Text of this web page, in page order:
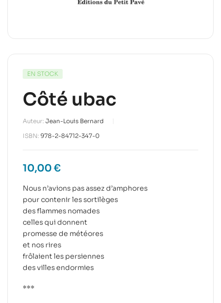
EN STOCK
Côté ubac
Auteur: Jean-Louis Bernard
ISBN: 978-2-84712-347-0
10,00 €
Nous n’avions pas assez d’amphores
pour contenir les sortilèges
des flammes nomades
celles qui donnent
promesse de météores
et nos rires
frôlaient les persiennes
des villes endormies
***